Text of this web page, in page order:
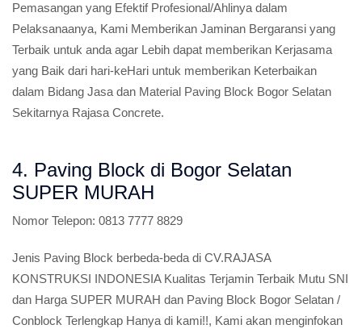
Pemasangan yang Efektif Profesional/Ahlinya dalam
Pelaksanaanya, Kami Memberikan Jaminan Bergaransi yang
Terbaik untuk anda agar Lebih dapat memberikan Kerjasama
yang Baik dari hari-keHari untuk memberikan Keterbaikan
dalam Bidang Jasa dan Material Paving Block Bogor Selatan
Sekitarnya Rajasa Concrete.
4. Paving Block di Bogor Selatan
SUPER MURAH
Nomor Telepon: 0813 7777 8829
Jenis Paving Block berbeda-beda di CV.RAJASA
KONSTRUKSI INDONESIA Kualitas Terjamin Terbaik Mutu SNI
dan Harga SUPER MURAH dan Paving Block Bogor Selatan /
Conblock Terlengkap Hanya di kami!!, Kami akan menginfokan